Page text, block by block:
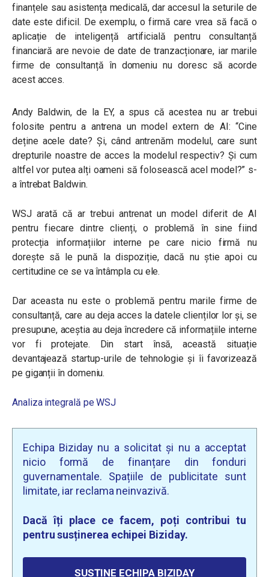
finanțele sau asistența medicală, dar accesul la seturile de
date este dificil. De exemplu, o firmă care vrea să facă o
aplicație de inteligență artificială pentru consultanță
financiară are nevoie de date de tranzacționare, iar marile
firme de consultanță în domeniu nu doresc să acorde
acest acces.
Andy Baldwin, de la EY, a spus că acestea nu ar trebui
folosite pentru a antrena un model extern de AI: “Cine
deține acele date? Și, când antrenăm modelul, care sunt
drepturile noastre de acces la modelul respectiv? Și cum
altfel vor putea alți oameni să folosească acel model?” s-
a întrebat Baldwin.
WSJ arată că ar trebui antrenat un model diferit de AI
pentru fiecare dintre clienți, o problemă în sine fiind
protecția informațiilor interne pe care nicio firmă nu
dorește să le pună la dispoziție, dacă nu știe apoi cu
certitudine ce se va întâmpla cu ele.
Dar aceasta nu este o problemă pentru marile firme de
consultanță, care au deja acces la datele clienților lor și, se
presupune, aceștia au deja încredere că informațiile interne
vor fi protejate. Din start însă, această situație
devantajează startup-urile de tehnologie și îi favorizează
pe giganții în domeniu.
Analiza integrală pe WSJ
Echipa Biziday nu a solicitat și nu a acceptat
nicio formă de finanțare din fonduri
guvernamentale. Spațiile de publicitate sunt
limitate, iar reclama neinvazivă.
Dacă îți place ce facem, poți contribui tu
pentru susținerea echipei Biziday.
SUSȚINE ECHIPA BIZIDAY